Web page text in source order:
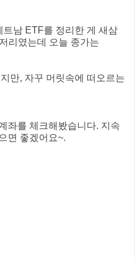
트남 ETF를 정리한 게 새삼
리였는데 오늘 종가는
만, 자꾸 머릿속에 떠오르는
좌를 체크해봤습니다. 지속
면 좋겠어요~.